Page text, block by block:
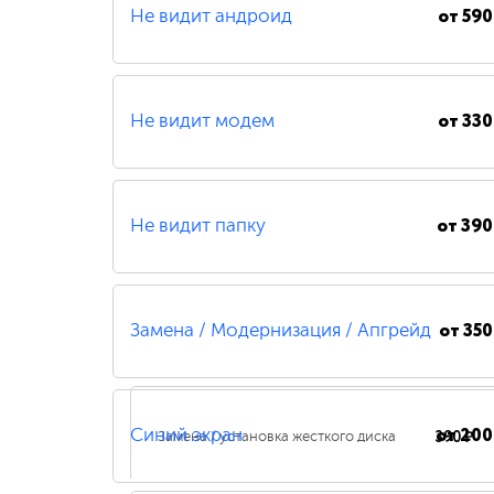
Не видит андроид от
Не видит модем от
Не видит папку от
Замена / Модернизация / Апгрейд от
Замена / установка жесткого диска 390 ₽
Синий экран от